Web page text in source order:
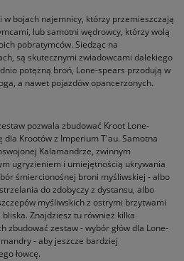
bojach najemnicy, którzy przemieszczają
lub samotni wędrowcy, którzy wolą
pobratymców. Siedząc na
są skutecznymi zwiadowcami dalekiego
potężną broń, Lone-spears przodują w
a nawet pojazdów opancerzonych.
pozwala zbudować Kroot Lone-
dla Krootów z Imperium T'au. Samotna
Kalamandrze, zwinnym
ugryzieniem i umiejętnością ukrywania
śmiercionośnej broni myśliwskiej - albo
do zdobyczy z dystansu, albo
myśliwskich z ostrymi brzytwami
Znajdziesz tu również kilka
zbudować zestaw - wybór głów dla Lone-
- aby jeszcze bardziej
łowcę.